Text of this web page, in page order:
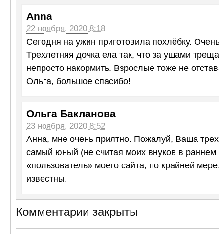
Anna
22 ноября, 2020 8:18
Сегодня на ужин приготовила похлёбку.
Трехлетняя дочка ела так, что за ушами
непросто накормить. Взрослые тоже не
Ольга, большое спасибо!
Ольга Бакланова
23 ноября, 2020 8:52
Анна, мне очень приятно. Пожалуй, Ваша
самый юный (не считая моих внуков в раннем
«пользователь» моего сайта, по крайней
известны.
Комментарии закрыты